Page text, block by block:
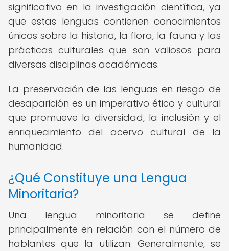
significativo en la investigación científica, ya
que estas lenguas contienen conocimientos
únicos sobre la historia, la flora, la fauna y las
prácticas culturales que son valiosos para
diversas disciplinas académicas.
La preservación de las lenguas en riesgo de
desaparición es un imperativo ético y cultural
que promueve la diversidad, la inclusión y el
enriquecimiento del acervo cultural de la
humanidad.
¿Qué Constituye una Lengua
Minoritaria?
Una lengua minoritaria se define
principalmente en relación con el número de
hablantes que la utilizan. Generalmente, se